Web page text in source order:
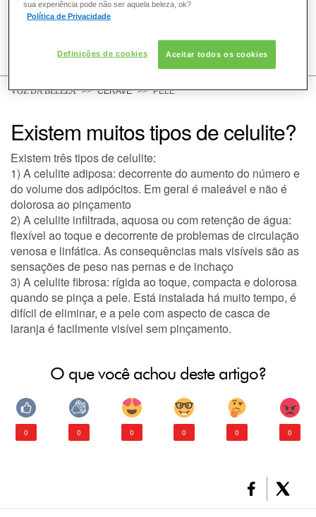
COMO POSSO AJUDAR? DÚVIDAS SOBRE:
PELE
DERMACLUB
VOZ DA BELEZA CERAVE PELE
Existem muitos tipos de celulite?
Existem três tipos de celulite:
1) A celulite adiposa: decorrente do aumento do número e
do volume dos adipócitos. Em geral é maleável e não é
dolorosa ao pinçamento
2) A celulite infiltrada, aquosa ou com retenção de água:
flexível ao toque e decorrente de problemas de circulação
venosa e linfática. As consequências mais visíveis são as
sensações de peso nas pernas e de inchaço
3) A celulite fibrosa: rígida ao toque, compacta e dolorosa
quando se pinça a pele. Está instalada há muito tempo, é
difícil de eliminar, e a pele com aspecto de casca de
laranja é facilmente visível sem pinçamento.
O que você achou deste artigo?
0 0 0 0 0 0
sua experiência pode não ser aquela beleza, ok?
Política de Privacidade
Definições de cookies Aceitar todos os cookies